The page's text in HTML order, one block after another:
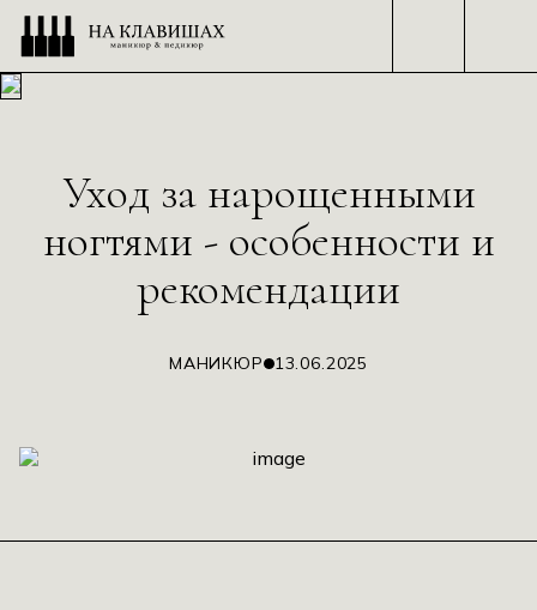
ЗАКРЫТЬ
ЗАКРЫТЬ
ЗАКРЫТЬ
ЗАКРЫТЬ
Уход за нарощенными
ногтями - особенности и
рекомендации
МАНИКЮР 13.06.2025